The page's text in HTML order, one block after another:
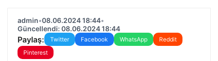
admin•08.06.2024 18:44•
Güncellendi: 08.06.2024 18:44
Paylaş: Twitter Facebook WhatsApp
Reddit
Pinterest